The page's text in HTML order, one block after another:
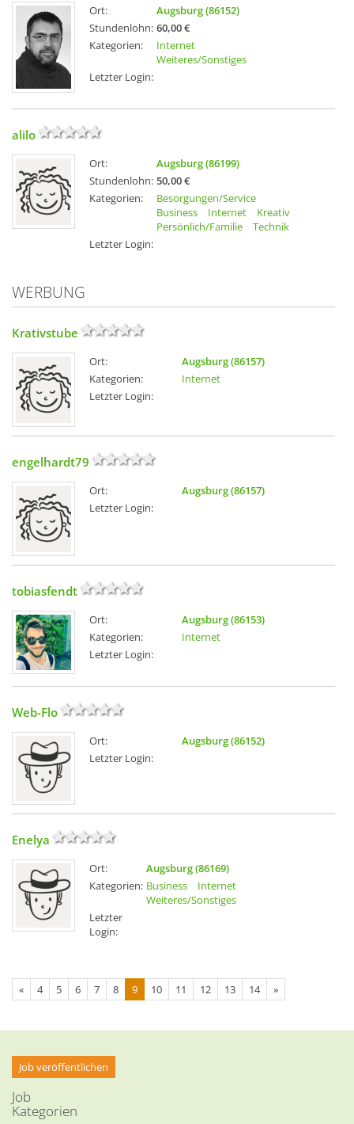
Ort:
Augsburg (86152)
Stundenlohn: 60,00 €
Kategorien:
Internet
Weiteres/Sonstiges
Letzter Login:
alilo
Ort:
Augsburg (86199)
Stundenlohn: 50,00 €
Kategorien:
Besorgungen/Service
Business
Internet
Kreativ
Persönlich/Familie
Technik
Letzter Login:
WERBUNG
Krativstube
Ort:
Augsburg (86157)
Kategorien:
Internet
Letzter Login:
engelhardt79
Ort:
Augsburg (86157)
Letzter Login:
tobiasfendt
Ort:
Augsburg (86153)
Kategorien:
Internet
Letzter Login:
Web-Flo
Ort:
Augsburg (86152)
Letzter Login:
Enelya
Ort:
Augsburg (86169)
Kategorien: Business
Internet
Weiteres/Sonstiges
Letzter
Login:
« 4 5 6 7 8 9 10 11 12 13 14 »
Job veröffentlichen
Job
Kategorien